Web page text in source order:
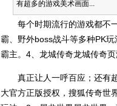
有超多的游戏美术画面...
每个时期流行的游戏都不一
霸、野外boss战斗等多种PK玩
霸主。4、龙城传奇龙城传奇
真正让人一呼百应；还有超
大官方正版授权，搜狐传奇世